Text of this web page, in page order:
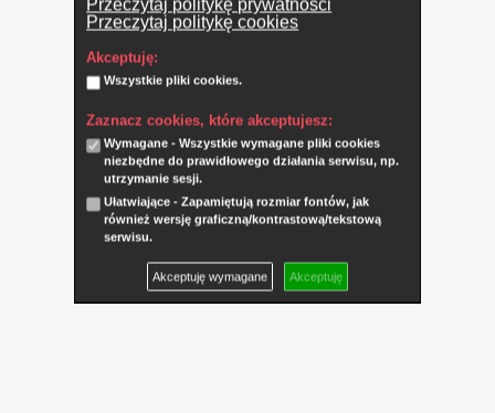
Przeczytaj politykę prywatności
Przeczytaj politykę cookies
Akceptuję:
Wszystkie pliki cookies.
Zaznacz cookies, które akceptujesz:
Wymagane - Wszystkie wymagane pliki cookies
niezbędne do prawidłowego działania serwisu, np.
utrzymanie sesji.
Ułatwiające - Zapamiętują rozmiar fontów, jak
również wersję graficzną/kontrastową/tekstową
serwisu.
Akceptuję wymagane Akceptuję